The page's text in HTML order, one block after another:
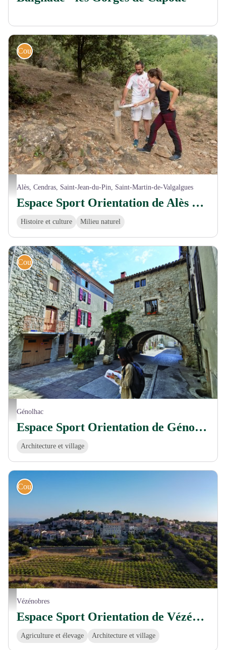
© CA Alès Agglomération
Course d'orientation
Alès, Cendras, Saint-Jean-du-Pin, Saint-Martin-de-Valgalgues
Espace Sport Orientation de Alès Rochebelle
Histoire et culture Milieu naturel
© Gard Tourisme
Course d'orientation
Génolhac
Espace Sport Orientation de Génolhac
Architecture et village
© Gard Tourisme
Course d'orientation
Vézénobres
Espace Sport Orientation de Vézénobres
Agriculture et élevage Architecture et village